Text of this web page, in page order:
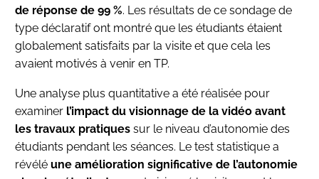
de réponse de 99 %. Les résultats de ce sondage de
type déclaratif ont montré que les étudiants étaient
globalement satisfaits par la visite et que cela les
avaient motivés à venir en TP.
Une analyse plus quantitative a été réalisée pour
examiner l’impact du visionnage de la vidéo avant
les travaux pratiques sur le niveau d’autonomie des
étudiants pendant les séances. Le test statistique a
révélé une amélioration significative de l’autonomie